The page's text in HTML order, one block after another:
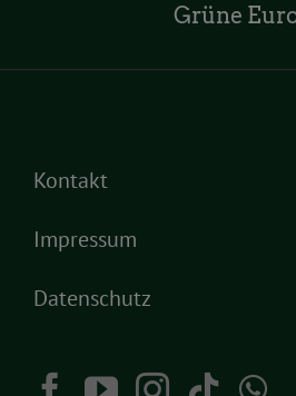
Grüne
Kontakt
Impressum
Datenschutz